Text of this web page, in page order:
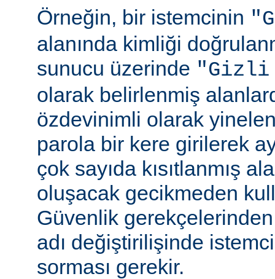
Örneğin, bir istemcinin
alanında kimliği
sunucu üzerinde "Gizli
olarak belirlenmiş
özdevinimli olarak
parola bir kere girilerek
çok sayıda kısıtlanmış
oluşacak gecikmeden
Güvenlik
adı değiştirilişinde
sorması gerekir.